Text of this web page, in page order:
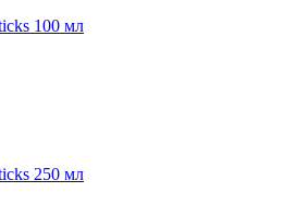
100 мл
250 мл